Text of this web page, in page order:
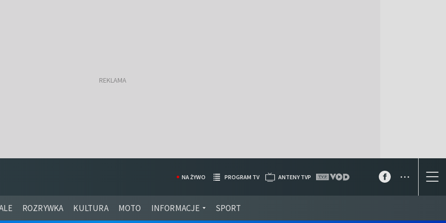
ROZRYWKA KULTURA MOTO INFORMACJE SPORT
NA ŻYWO PROGRAM TV ANTENY TVP ...